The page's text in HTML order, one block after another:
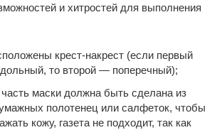
и хитростей для выполнения
крест-накрест (если первый
то второй — поперечный);
маски должна быть сделана из
полотенец или салфеток, чтобы
кожу, газета не подходит, так как